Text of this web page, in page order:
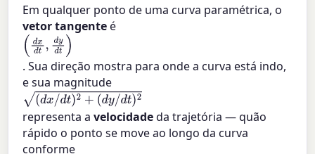
Em qualquer ponto de uma curva paramétrica, o
vetor tangenteé
(dxdt dydt
. Sua direção mostra para onde a curva está indo,
e sua magnitude
(dx/dt)2+(dy/ dt) 2
representa avelocidadeda trajetória — quão
rápido o ponto se move ao longo da curva
conforme